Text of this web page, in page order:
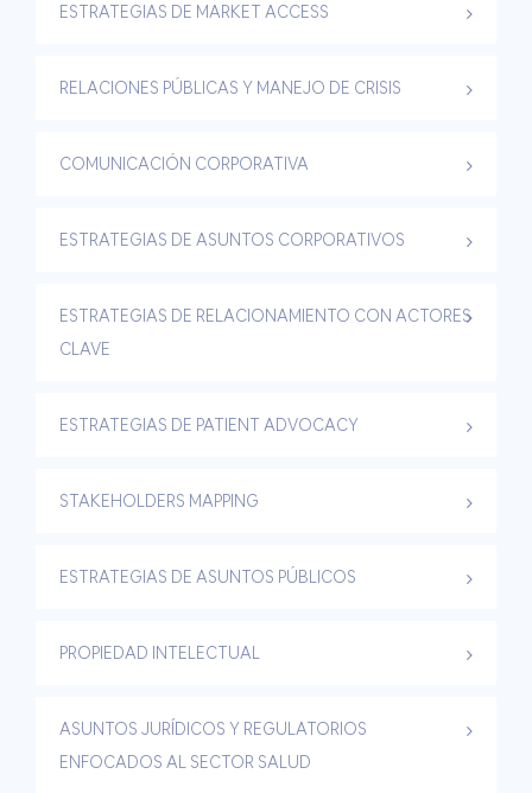
ESTRATEGIAS DE MARKET ACCESS
RELACIONES PÚBLICAS Y MANEJO DE CRISIS
COMUNICACIÓN CORPORATIVA
ESTRATEGIAS DE ASUNTOS CORPORATIVOS
ESTRATEGIAS DE RELACIONAMIENTO CON ACTORES
CLAVE
ESTRATEGIAS DE PATIENT ADVOCACY
STAKEHOLDERS MAPPING
ESTRATEGIAS DE ASUNTOS PÚBLICOS
PROPIEDAD INTELECTUAL
ASUNTOS JURÍDICOS Y REGULATORIOS
ENFOCADOS AL SECTOR SALUD